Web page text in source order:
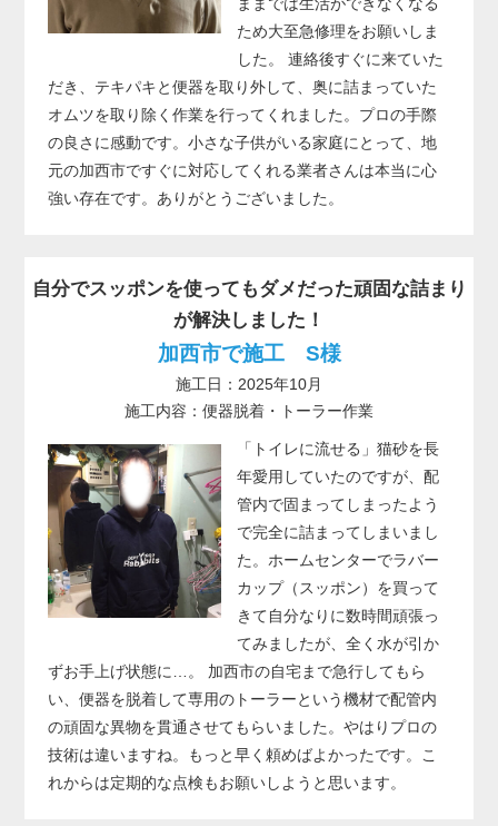
ため大至急修理をお願いしま
した。 連絡後すぐに来ていた
だき、テキパキと便器を取り外して、奥に詰まっていた
オムツを取り除く作業を行ってくれました。プロの手際
の良さに感動です。小さな子供がいる家庭にとって、地
元の加西市ですぐに対応してくれる業者さんは本当に心
強い存在です。ありがとうございました。
自分でスッポンを使ってもダメだった頑固な詰まり
が解決しました！
加西市で施工 S様
施工日：2025年10月
施工内容：便器脱着・トーラー作業
「トイレに流せる」猫砂を長
年愛用していたのですが、配
管内で固まってしまったよう
で完全に詰まってしまいまし
た。ホームセンターでラバー
カップ（スッポン）を買って
きて自分なりに数時間頑張っ
てみましたが、全く水が引か
ずお手上げ状態に…。 加西市の自宅まで急行してもら
い、便器を脱着して専用のトーラーという機材で配管内
の頑固な異物を貫通させてもらいました。やはりプロの
技術は違いますね。もっと早く頼めばよかったです。こ
れからは定期的な点検もお願いしようと思います。